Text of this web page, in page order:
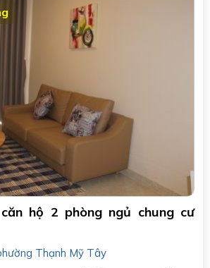
hộ 2 phòng ngủ chung cư
Thạnh Mỹ Tây